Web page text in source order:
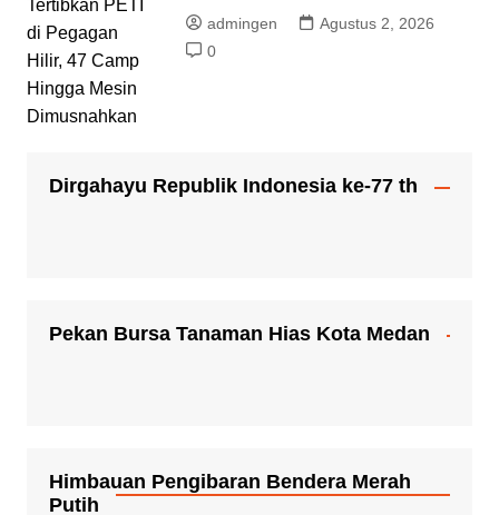
admingen
Agustus 2, 2026
0
Dirgahayu Republik Indonesia ke-77 th
Pekan Bursa Tanaman Hias Kota Medan
Himbauan Pengibaran Bendera Merah
Putih